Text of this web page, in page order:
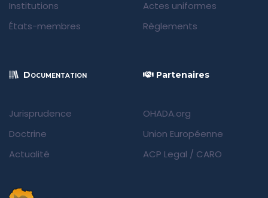
Institutions
États-membres
Actes uniformes
Règlements
Documentation
Jurisprudence
Doctrine
Actualité
Partenaires
OHADA.org
Union Européenne
ACP Legal / CARO